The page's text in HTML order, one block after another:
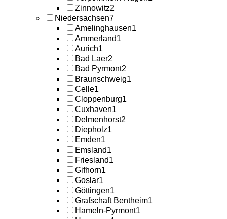
Zinnowitz2
Niedersachsen7
Amelinghausen1
Ammerland1
Aurich1
Bad Laer2
Bad Pyrmont2
Braunschweig1
Celle1
Cloppenburg1
Cuxhaven1
Delmenhorst2
Diepholz1
Emden1
Emsland1
Friesland1
Gifhorn1
Goslar1
Göttingen1
Grafschaft Bentheim1
Hameln-Pyrmont1